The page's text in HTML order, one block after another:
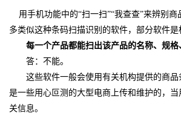
用手机功能中的“扫一扫”“我查查”来辨别
多类似这种条码扫描识别的软件，部分软件
每一个产品都能扫出该产品的名称、规
答：不能。
这些软件一般会使用有关机构提供的商品
是一些用心叵测的大型电商上传和维护的，
关信息。